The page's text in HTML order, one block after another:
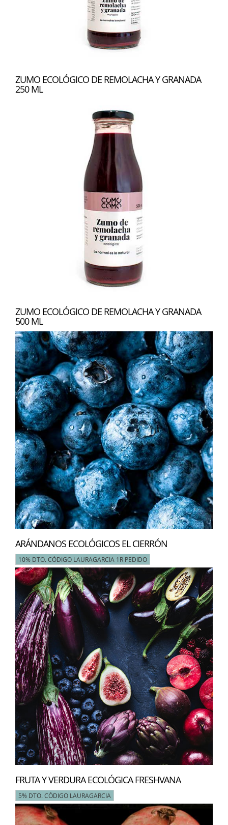
ZUMO ECOLÓGICO DE REMOLACHA Y GRANADA
250 ML
ZUMO ECOLÓGICO DE REMOLACHA Y GRANADA
500 ML
ARÁNDANOS ECOLÓGICOS EL CIERRÓN
10% DTO. CÓDIGO LAURAGARCIA 1R PEDIDO
FRUTA Y VERDURA ECOLÓGICA FRESHVANA
5% DTO. CÓDIGO LAURAGARCIA